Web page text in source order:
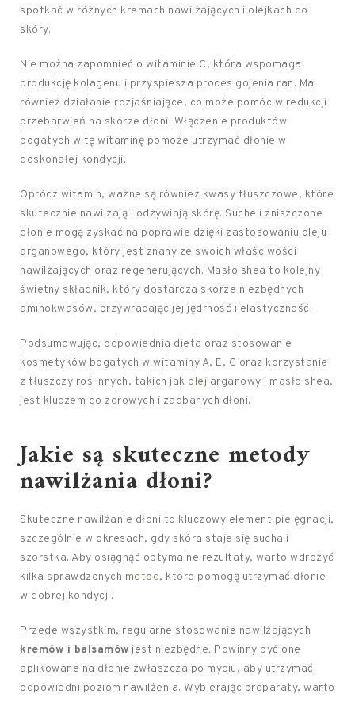
spotkać w różnych kremach nawilżających i olejkach do
skóry.
Nie można zapomnieć o witaminie C, która wspomaga
produkcję kolagenu i przyspiesza proces gojenia ran. Ma
również działanie rozjaśniające, co może pomóc w redukcji
przebarwień na skórze dłoni. Włączenie produktów
bogatych w tę witaminę pomoże utrzymać dłonie w
doskonałej kondycji.
Oprócz witamin, ważne są również kwasy tłuszczowe, które
skutecznie nawilżają i odżywiają skórę. Suche i zniszczone
dłonie mogą zyskać na poprawie dzięki zastosowaniu oleju
arganowego, który jest znany ze swoich właściwości
nawilżających oraz regenerujących. Masło shea to kolejny
świetny składnik, który dostarcza skórze niezbędnych
aminokwasów, przywracając jej jędrność i elastyczność.
Podsumowując, odpowiednia dieta oraz stosowanie
kosmetyków bogatych w witaminy A, E, C oraz korzystanie
z tłuszczy roślinnych, takich jak olej arganowy i masło shea,
jest kluczem do zdrowych i zadbanych dłoni.
Jakie są skuteczne metody
nawilżania dłoni?
Skuteczne nawilżanie dłoni to kluczowy element pielęgnacji,
szczególnie w okresach, gdy skóra staje się sucha i
szorstka. Aby osiągnąć optymalne rezultaty, warto wdrożyć
kilka sprawdzonych metod, które pomogą utrzymać dłonie
w dobrej kondycji.
Przede wszystkim, regularne stosowanie nawilżających
kremów i balsamów jest niezbędne. Powinny być one
aplikowane na dłonie zwłaszcza po myciu, aby utrzymać
odpowiedni poziom nawilżenia. Wybierając preparaty, warto